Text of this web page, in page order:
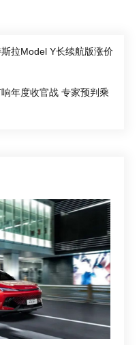
斯拉Model Y长续航版涨价
年度收官战 专家预判乘